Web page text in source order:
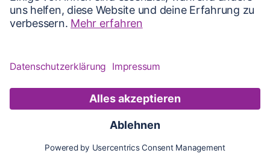
Karte Updates Konto
Karte